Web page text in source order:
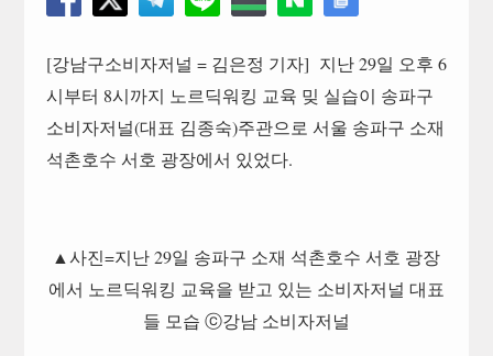
[강남구소비자저널 = 김은정 기자] 지난29일 오후 6
시부터 8시까지 노르딕워킹 교육 밎 실습이 송파구
소비자저널(대표 김종숙)주관으로 서울 송파구 소재
석촌호수 서호 광장에서 있었다.
▲사진=지난 29일 송파구 소재 석촌호수 서호 광장
에서 노르딕워킹 교육을 받고 있는 소비자저널 대표
들 모습 ⓒ강남 소비자저널